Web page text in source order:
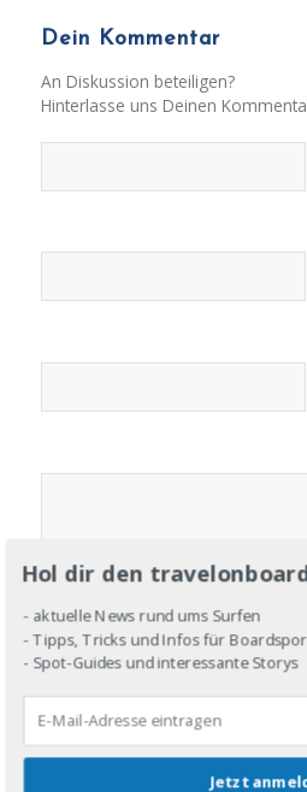
Dein Kommentar
An Diskussion beteiligen?
Hinterlasse uns Deinen
Hol dir den
- aktuelle News rund ums Surfen
- Tipps, Tricks und Infos für
- Spot-Guides und interessante Storys
Jetzt